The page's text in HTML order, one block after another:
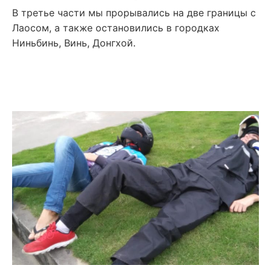
В третье части мы прорывались на две границы с
Лаосом, а также остановились в городках
Ниньбинь, Винь, Донгхой.